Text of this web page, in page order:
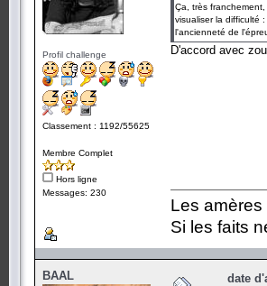
Profil challenge
Classement : 1192/55625
Membre Complet
Hors ligne
Messages: 230
Ça, très
visualiser la difficulté
l'ancienneté de
D'accord avec
Les
Si les faits
BAAL date